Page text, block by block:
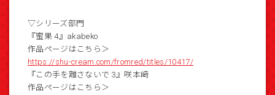
▽シリーズ部門
『蜜果 4』akabeko
作品ページはこちら＞
https://shu-cream.com/fromred/titles/10417/
『この手を離さないで 3』咲本﨑
作品ページはこちら＞